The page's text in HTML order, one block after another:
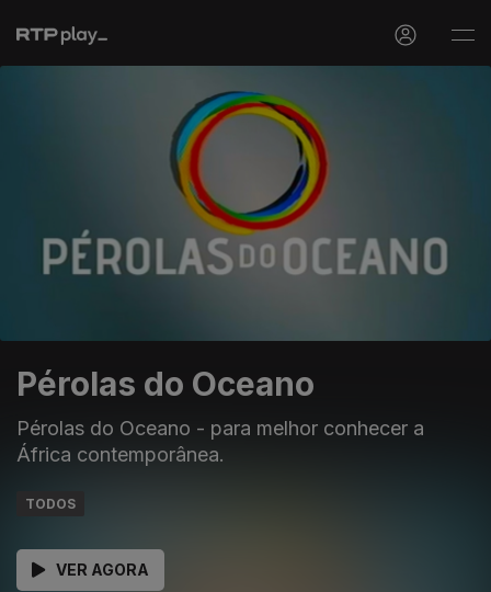
Pérolas do Oceano
Pérolas do Oceano - para melhor conhecer a
África contemporânea.
TODOS
VER AGORA